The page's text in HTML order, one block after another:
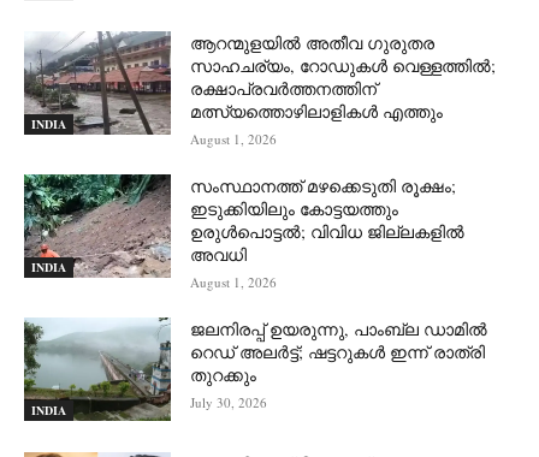
INDIA
ആറന്മുളയില്‍ അതീവ ഗുരുതര
സാഹചര്യം, റോഡുകള്‍ വെള്ളത്തില്‍;
രക്ഷാപ്രവര്‍ത്തനത്തിന്
മത്സ്യത്തൊഴിലാളികള്‍ എത്തും
August 1, 2026
INDIA
സംസ്ഥാനത്ത് മഴക്കെടുതി രൂക്ഷം;
ഇടുക്കിയിലും കോട്ടയത്തും
ഉരുള്‍പൊട്ടല്‍; വിവിധ ജില്ലകളില്‍
അവധി
August 1, 2026
INDIA
ജലനിരപ്പ് ഉയരുന്നു, പാംബ്ല ഡാമിൽ
റെഡ് അലർട്ട്; ഷട്ടറുകൾ ഇന്ന് രാത്രി
തുറക്കും
July 30, 2026